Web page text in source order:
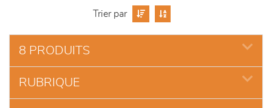
literie
décoration
Trier par
8 PRODUITS
RUBRIQUE